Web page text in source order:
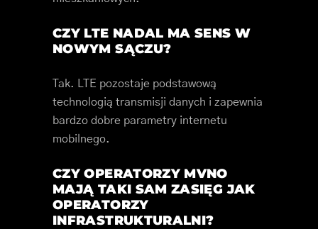
CZY LTE NADAL MA SENS W
NOWYM SĄCZU?
Tak. LTE pozostaje podstawową
technologią transmisji danych i zapewnia
bardzo dobre parametry internetu
mobilnego.
CZY OPERATORZY MVNO
MAJĄ TAKI SAM ZASIĘG JAK
OPERATORZY
INFRASTRUKTURALNI?